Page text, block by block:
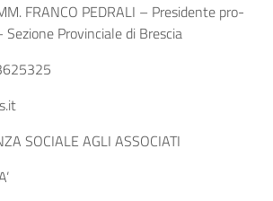
FRANCO PEDRALI – Presidente pro-
Sezione Provinciale di Brescia
SOCIALE AGLI ASSOCIATI